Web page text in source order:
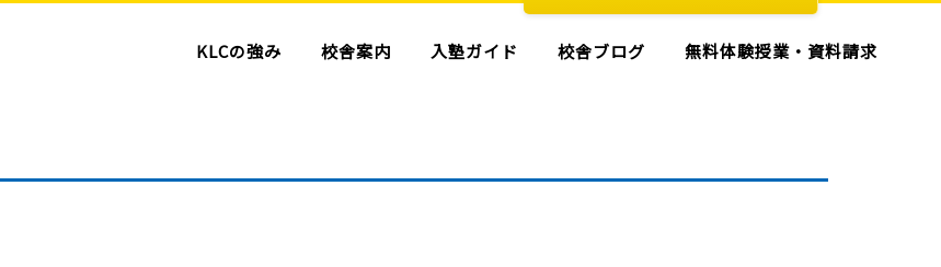
KLCの強み 校舎案内 入塾ガイド 校舎ブログ 無料体験授業・資料請求